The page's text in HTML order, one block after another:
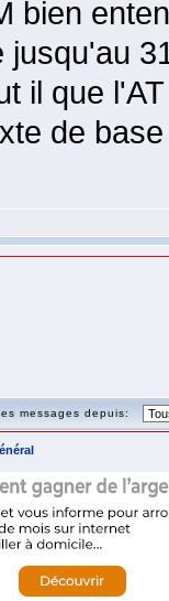
bien
jusqu'au
il que
de
messages depuis: